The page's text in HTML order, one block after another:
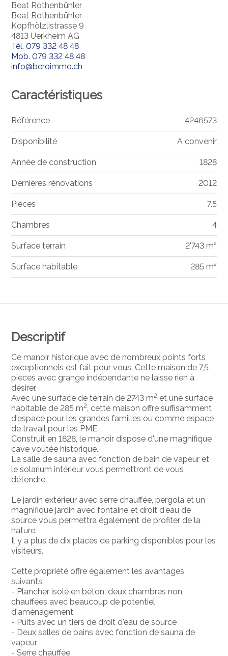
Descriptif
Ce manoir historique avec de nombreux points forts
exceptionnels est fait pour vous. Cette maison de 7,5
pièces avec grange indépendante ne laisse rien à
désirer.
Avec une surface de terrain de 2743 m2 et une surface
habitable de 285 m2, cette maison offre suffisamment
d'espace pour les grandes familles ou comme espace
de travail pour les PME.
Construit en 1828, le manoir dispose d'une magnifique
cave voûtée historique.
La salle de sauna avec fonction de bain de vapeur et
le solarium intérieur vous permettront de vous
détendre.
Le jardin extérieur avec serre chauffée, pergola et un
magnifique jardin avec fontaine et droit d'eau de
source vous permettra également de profiter de la
nature.
Il y a plus de dix places de parking disponibles pour les
visiteurs.
Cette propriété offre également les avantages
suivants:
- Plancher isolé en béton, deux chambres non
chauffées avec beaucoup de potentiel
d'aménagement
- Puits avec un tiers de droit d'eau de source
- Deux salles de bains avec fonction de sauna de
vapeur
- Serre chauffée
Beat Rothenbühler
Beat Rothenbühler
Kopfhölzlistrasse 9
4813 Uerkheim AG
Tél.079 332 48 48
Mob.079 332 48 48
info@beroimmo.ch
Caractéristiques
Référence 4246573
Disponibilité A convenir
Année de construction 1828
Dernières rénovations 2012
Pièces 7.5
Chambres 4
Surface terrain 2'743 m²
Surface habitable 285 m²